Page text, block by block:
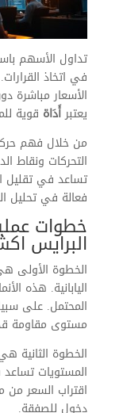
تداول الأسهم
في اتخاذ
الأسعار مباشرة
يعتبرأَدَاة قوية
من خلال فهم
التحركات ونقاط
تساعد في تقليل
فعالة في تحليل
خطوات
البرايس
الخطوة الأولى
اليابانية. هذه
مستوى مقاومة
الخطوة الثانية
المستويات
اقتراب السعر
دخول للصفقة.